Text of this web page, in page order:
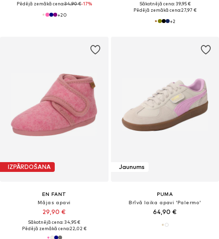
Pēdējā zemākā cena:34,90 €-17%
+20
Sākotnējā cena: 39,95 €
Pēdējā zemākā cena:27,97 €
+2
IZPĀRDOŠANA
EN FANT
Mājas apavi
29,90 €
Sākotnējā cena: 34,95 €
Pēdējā zemākā cena:22,02 €
Jaunums
PUMA
Brīvā laika apavi 'Palermo'
64,90 €